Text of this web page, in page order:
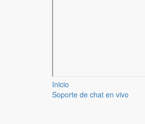
Inicio
Soporte de chat en vivo